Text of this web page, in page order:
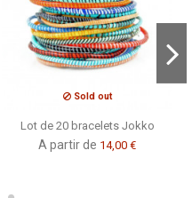
Sold out
Lot de 20 bracelets Jokko
A partir de 14,00 €